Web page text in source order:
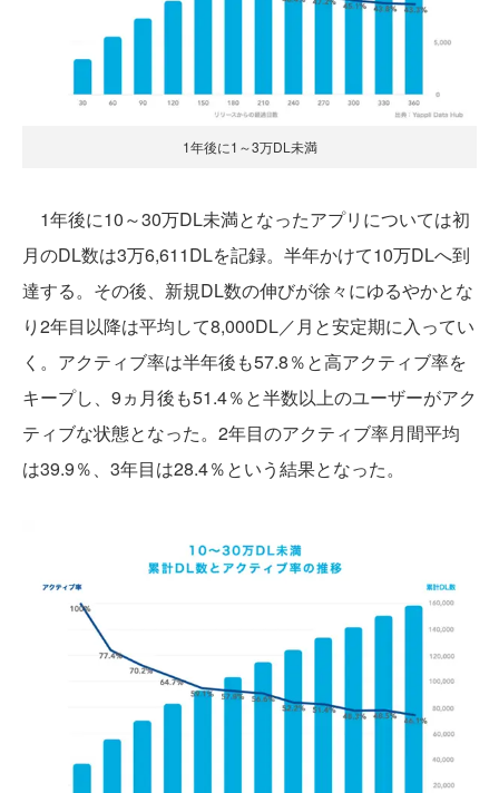
1年後に1～3万DL未満
1年後に10～30万DL未満となったアプリについては初
月のDL数は3万6,611DLを記録。半年かけて10万DLへ到
達する。その後、新規DL数の伸びが徐々にゆるやかとな
り2年目以降は平均して8,000DL／月と安定期に入ってい
く。アクティブ率は半年後も57.8％と高アクティブ率を
キープし、9ヵ月後も51.4％と半数以上のユーザーがアク
ティブな状態となった。2年目のアクティブ率月間平均
は39.9％、3年目は28.4％という結果となった。